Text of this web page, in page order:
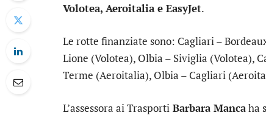
Volotea, Aeroitalia e EasyJet.
Le rotte finanziate sono: Cagliari –
Lione (Volotea), Olbia – Siviglia (Volotea),
Terme (Aeroitalia), Olbia – Cagliari
L’assessora ai Trasporti Barbara Mancaha